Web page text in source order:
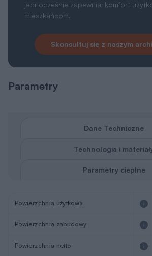
jednocześnie zapewniał komfort
mieszkańcom.
Skonsultuj sie z naszym
Parametry
Dane Techniczne
Technologia i
Parametry cieplne
Powierzchnia użytkowa
Powierzchnia zabudowy
Powierzchnia netto